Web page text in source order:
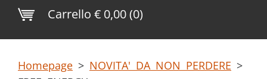
Carrello € 0,00 (0)
Homepage > NOVITA' DA NON PERDERE >